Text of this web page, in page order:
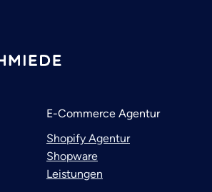
E-Commerce Agentur
Shopify Agentur
Shopware
Leistungen